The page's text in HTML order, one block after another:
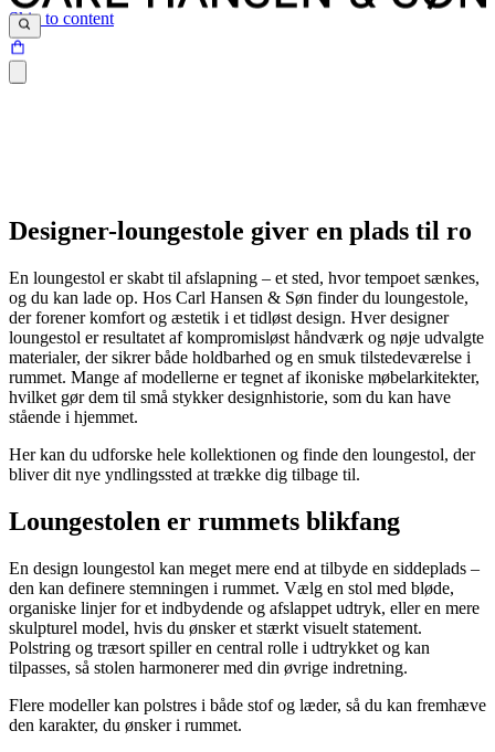
Skip to content
Designer-loungestole giver en plads til ro
En loungestol er skabt til afslapning – et sted, hvor tempoet sænkes,
og du kan lade op. Hos Carl Hansen & Søn finder du loungestole,
der forener komfort og æstetik i et tidløst design. Hver designer
loungestol er resultatet af kompromisløst håndværk og nøje udvalgte
materialer, der sikrer både holdbarhed og en smuk tilstedeværelse i
rummet. Mange af modellerne er tegnet af ikoniske møbelarkitekter,
hvilket gør dem til små stykker designhistorie, som du kan have
stående i hjemmet.
Her kan du udforske hele kollektionen og finde den loungestol, der
bliver dit nye yndlingssted at trække dig tilbage til.
Loungestolen er rummets blikfang
En design loungestol kan meget mere end at tilbyde en siddeplads –
den kan definere stemningen i rummet. Vælg en stol med bløde,
organiske linjer for et indbydende og afslappet udtryk, eller en mere
skulpturel model, hvis du ønsker et stærkt visuelt statement.
Polstring og træsort spiller en central rolle i udtrykket og kan
tilpasses, så stolen harmonerer med din øvrige indretning.
Flere modeller kan polstres i både stof og læder, så du kan fremhæve
den karakter, du ønsker i rummet.